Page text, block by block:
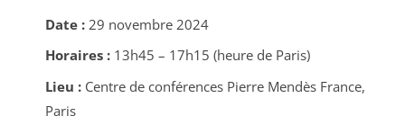
Date :29 novembre 2024
Horaires :13h45 – 17h15 (heure de Paris)
Lieu :Centre de conférences Pierre Mendès France,
Paris